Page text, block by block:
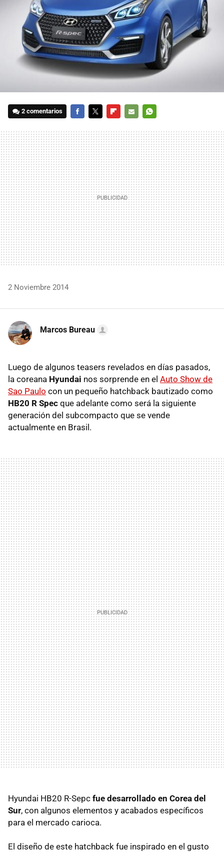
2 comentarios
MAIL
2 Noviembre 2014
Marcos Bureau
Luego de algunos teasers revelados en días pasados,
la coreana Hyundai nos sorprende en el Auto Show de
Sao Paulo con un pequeño hatchback bautizado como
HB20 R Spec que adelante como será la siguiente
generación del subcompacto que se vende
actualmente en Brasil.
Hyundai HB20 R-Sepc fue desarrollado en Corea del
Sur, con algunos elementos y acabados específicos
para el mercado carioca.
El diseño de este hatchback fue inspirado en el gusto